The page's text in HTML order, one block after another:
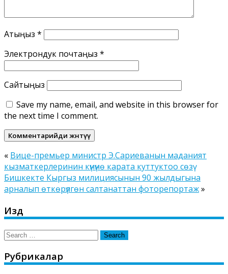
Атыңыз *
Электрондук почтаңыз *
Сайтыңыз
Save my name, email, and website in this browser for
the next time I comment.
« Вице-премьер министр Э.Сариеванын маданият
кызматкерлеринин күнүнө карата куттуктоо сөзү
Бишкекте Кыргыз милициясынын 90 жылдыгына
арналып өткөрүлгөн салтанаттан фоторепортаж»
Издөө
Search
Рубрикалар